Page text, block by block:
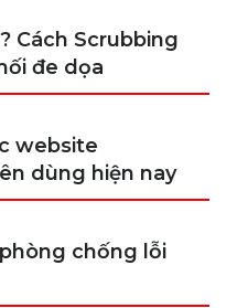
Cách Scrubbing
đe dọa
website
dùng hiện nay
chống lỗi